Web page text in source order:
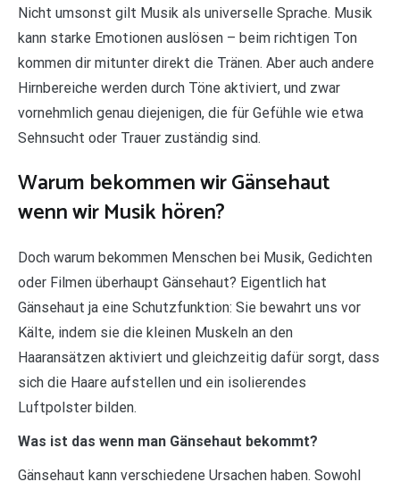
Nicht umsonst gilt Musik als universelle Sprache. Musik
kann starke Emotionen auslösen – beim richtigen Ton
kommen dir mitunter direkt die Tränen. Aber auch andere
Hirnbereiche werden durch Töne aktiviert, und zwar
vornehmlich genau diejenigen, die für Gefühle wie etwa
Sehnsucht oder Trauer zuständig sind.
Warum bekommen wir Gänsehaut
wenn wir Musik hören?
Doch warum bekommen Menschen bei Musik, Gedichten
oder Filmen überhaupt Gänsehaut? Eigentlich hat
Gänsehaut ja eine Schutzfunktion: Sie bewahrt uns vor
Kälte, indem sie die kleinen Muskeln an den
Haaransätzen aktiviert und gleichzeitig dafür sorgt, dass
sich die Haare aufstellen und ein isolierendes
Luftpolster bilden.
Was ist das wenn man Gänsehaut bekommt?
Gänsehaut kann verschiedene Ursachen haben. Sowohl